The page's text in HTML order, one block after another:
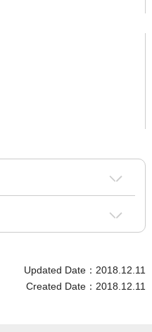
Updated Date：2018.12.11
Created Date：2018.12.11